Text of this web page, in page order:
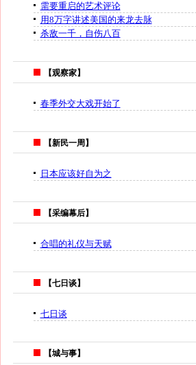
需要重启的艺术评论
用8万字讲述美国的来龙去脉
杀敌一千，自伤八百
【观察家】
春季外交大戏开始了
【新民一周】
日本应该好自为之
【采编幕后】
合唱的礼仪与天赋
【七日谈】
七日谈
【城与事】